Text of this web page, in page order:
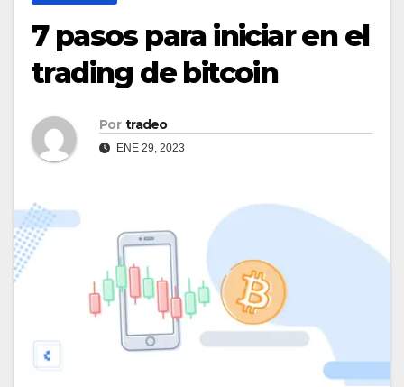
7 pasos para iniciar en el
trading de bitcoin
Por tradeo
ENE 29, 2023